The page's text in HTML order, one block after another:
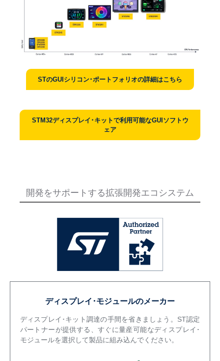
STのGUIシリコン･ポートフォリオの詳細はこちら
STM32ディスプレイ･キットで利用可能なGUIソフトウ
ェア
開発をサポートする拡張開発エコシステム
ディスプレイ･モジュールのメーカー
ディスプレイ･キット調達の手間を省きましょう。ST認定
パートナーが提供する、すぐに量産可能なディスプレイ･
モジュールを選択して製品に組み込んでください。